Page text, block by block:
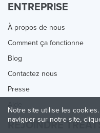
ENTREPRISE
À propos de nous
Comment ça fonctionne
Blog
Contactez nous
Presse
REJOINDRE
Notre site utilise les
naviguer sur notre site,